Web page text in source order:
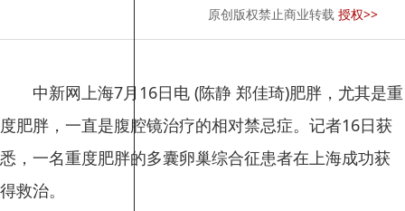
原创版权禁止商业转载 授权>>
中新网上海7月16日电 (陈静 郑佳琦)肥胖，尤其是重
度肥胖，一直是腹腔镜治疗的相对禁忌症。记者16日获
悉，一名重度肥胖的多囊卵巢综合征患者在上海成功获
得救治。